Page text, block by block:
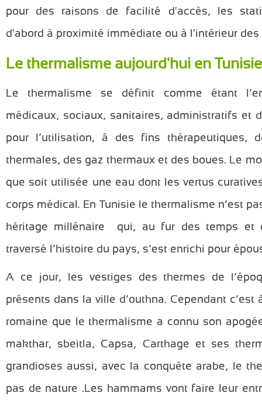
pour des raisons de facilité d'accès, les
d'abord à proximité immédiate ou à l'intérieur
Le thermalisme aujourd'hui en Tunisie
Le thermalisme se définit comme étant
médicaux, sociaux, sanitaires, administratifs et
pour l’utilisation, à des fins thérapeutiques,
thermales, des gaz thermaux et des boues. Le
que soit utilisée une eau dont les vertus
corps médical. En Tunisie le thermalisme n’est
héritage millénaire qui, au fur des temps et
traversé l’histoire du pays, s’est enrichi pour
A ce jour, les vestiges des thermes de
présents dans la ville d’outhna. Cependant
romaine que le thermalisme a connu son
makthar, sbeitla, Capsa, Carthage et ses
grandioses aussi, avec la conquête arabe, le
pas de nature .Les hammams vont faire leur